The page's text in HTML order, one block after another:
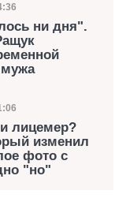
ни дня".
мужа
лицемер?
изменил
фото с
"но"